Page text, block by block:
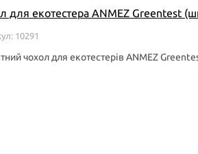
для екотестера ANMEZ Greentest
10291
чохол для екотестерів ANMEZ